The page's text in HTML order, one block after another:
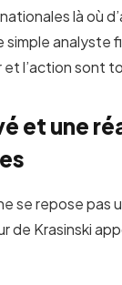
là où
analyste
et l’action sont
et une
se repose
de Krasinski